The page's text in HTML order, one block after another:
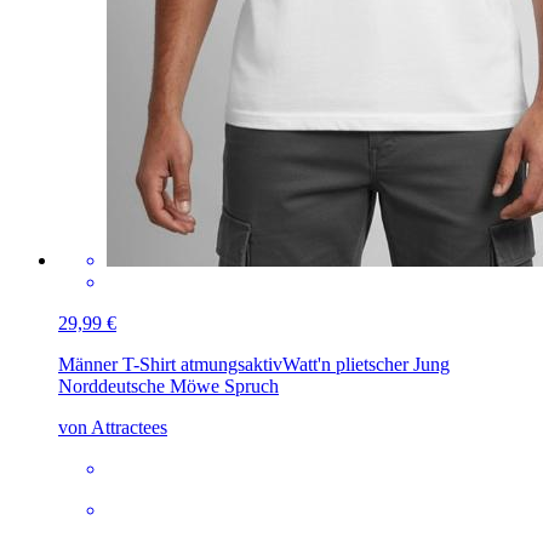
29,99 €
Männer T-Shirt atmungsaktivWatt'n plietscher Jung
Norddeutsche Möwe Spruch
von Attractees